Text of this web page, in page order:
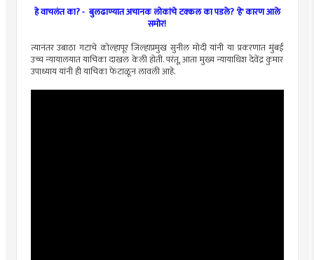
हे वाचलंत का? -बुलढाण्यात अचानक लोकांचे टक्कल का पडले? 'हे' कारण आले
समोर!
त्यानंतर उबाठा गटाचे कोल्हापूर जिल्हाप्रमुख सुनील मोदी यांनी या प्रकरणात मुंबई
उच्च न्यायालयात याचिका दाखल केली होती. परंतू, आता मुख्य न्यायाधिश देवेंद्र कुमार
उपाध्याय यांनी ही याचिका फेटाळून लावली आहे.